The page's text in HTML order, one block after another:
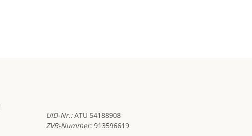
UID-Nr.:ATU 54188908
ZVR-Nummer:913596619